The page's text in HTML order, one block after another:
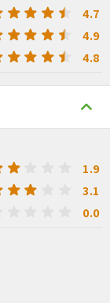
4.7
4.9
4.8
1.9
3.1
0.0